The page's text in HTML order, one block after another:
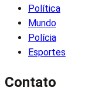
Política
Mundo
Polícia
Esportes
Contato